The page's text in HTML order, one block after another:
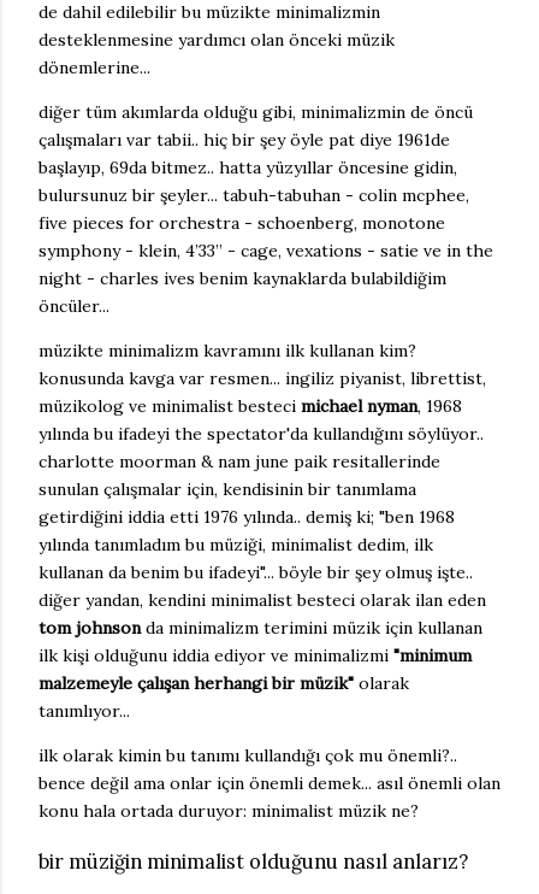
de dahil edilebilir bu müzikte minimalizmin
desteklenmesine yardımcı olan önceki müzik
dönemlerine...
diğer tüm akımlarda olduğu gibi, minimalizmin de öncü
çalışmaları var tabii.. hiç bir şey öyle pat diye 1961de
başlayıp, 69da bitmez.. hatta yüzyıllar öncesine gidin,
bulursunuz bir şeyler... tabuh-tabuhan - colin mcphee,
five pieces for orchestra - schoenberg, monotone
symphony - klein, 4’33” - cage, vexations - satie ve in the
night - charles ives benim kaynaklarda bulabildiğim
öncüler...
müzikte minimalizm kavramını ilk kullanan kim?
konusunda kavga var resmen... ingiliz piyanist, librettist,
müzikolog ve minimalist besteci michael nyman, 1968
yılında bu ifadeyi the spectator'da kullandığını söylüyor..
charlotte moorman & nam june paik resitallerinde
sunulan çalışmalar için, kendisinin bir tanımlama
getirdiğini iddia etti 1976 yılında.. demiş ki; "ben 1968
yılında tanımladım bu müziği, minimalist dedim, ilk
kullanan da benim bu ifadeyi"... böyle bir şey olmuş işte..
diğer yandan, kendini minimalist besteci olarak ilan eden
tom johnsonda minimalizm terimini müzik için kullanan
ilk kişi olduğunu iddia ediyor ve minimalizmi "minimum
malzemeyle çalışan herhangi bir müzik" olarak
tanımlıyor...
ilk olarak kimin bu tanımı kullandığı çok mu önemli?..
bence değil ama onlar için önemli demek... asıl önemli olan
konu hala ortada duruyor: minimalist müzik ne?
bir müziğin minimalist olduğunu nasıl anlarız?